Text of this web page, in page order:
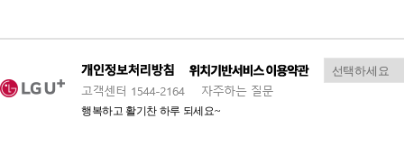
행복하고 활기찬 하루 되세요~